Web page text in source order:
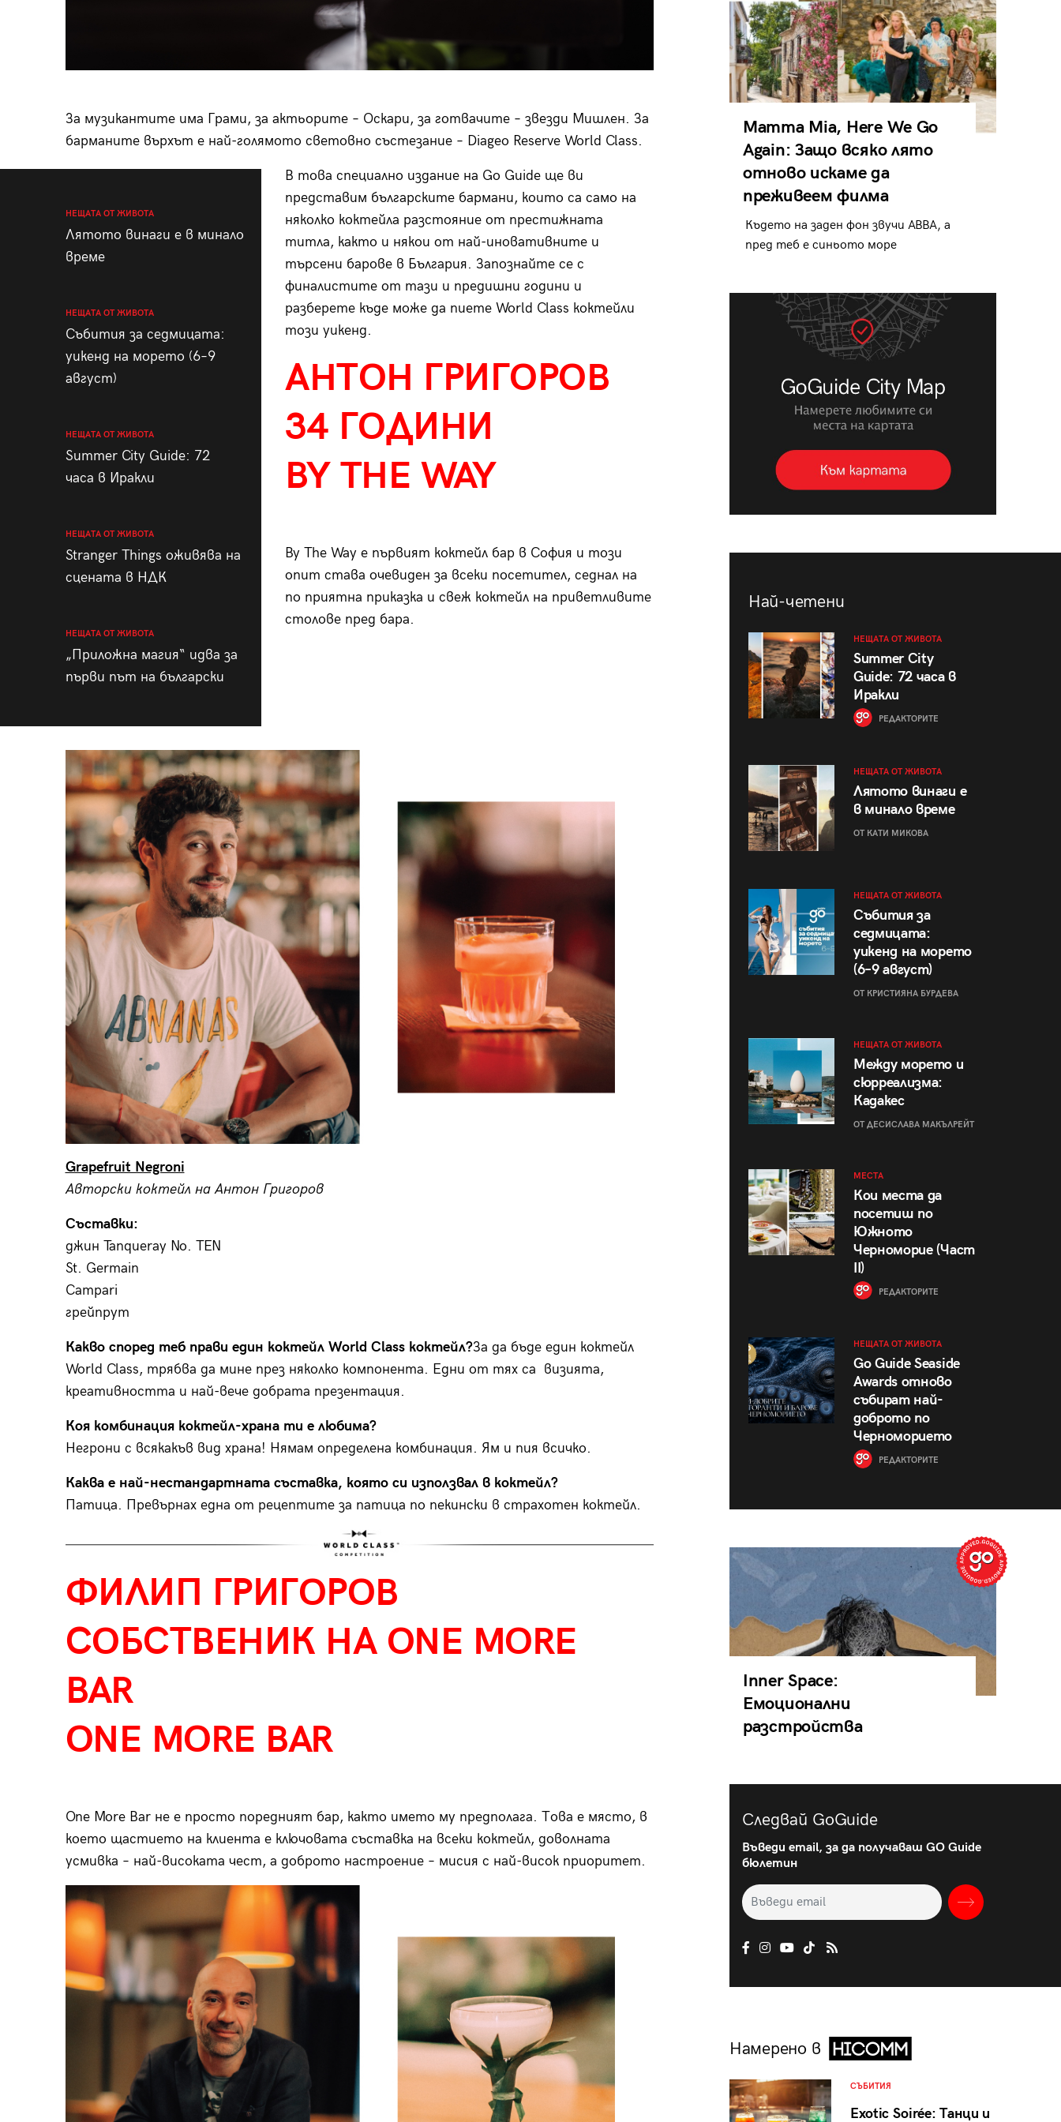
За музикантите има Грами, за актьорите – Оскари, за готвачите – звезди Мишлен. За
барманите върхът е най-голямото световно състезание – Diageo Reserve World Class.
НЕЩАТА ОТ ЖИВОТА
Лятото винаги е в минало
време
НЕЩАТА ОТ ЖИВОТА
Събития за седмицата:
уикенд на морето (6–9
август)
НЕЩАТА ОТ ЖИВОТА
Summer City Guide: 72
часа в Иракли
НЕЩАТА ОТ ЖИВОТА
Stranger Things оживява на
сцената в НДК
НЕЩАТА ОТ ЖИВОТА
„Приложна магия“ идва за
първи път на български
В това специално издание на Go Guide ще ви
представим българските бармани, които са само на
няколко коктейла разстояние от престижната
титла, както и някои от най-иновативните и
търсени барове в България. Запознайте се с
финалистите от тази и предишни години и
разберете къде може да пиете World Class коктейли
този уикенд.
АНТОН ГРИГОРОВ
34 ГОДИНИ
BY THE WAY
By The Way е първият коктейл бар в София и този
опит става очевиден за всеки посетител, седнал на
по приятна приказка и свеж коктейл на приветливите
столове пред бара.
Grapefruit Negroni
Авторски коктейл на Антон Григоров
Съставки:
джин Tanqueray No. TEN
St. Germain
Campari
грейпрут
Какво според теб прави един коктейл World Class коктейл?За да бъде един коктейл
World Class, трябва да мине през няколко компонента. Едни от тях са визията,
креативността и най-вече добрата презентация.
Коя комбинация коктейл-храна ти е любима?
Негрони с всякакъв вид храна! Нямам определена комбинация. Ям и пия всичко.
Каква е най-нестандартната съставка, която си използвал в коктейл?
Патица. Превърнах една от рецептите за патица по пекински в страхотен коктейл.
ФИЛИП ГРИГОРОВ
СОБСТВЕНИК НА ONE MORE
BAR
ONE MORE BAR
One More Bar не е просто поредният бар, както името му предполага. Това е място, в
което щастието на клиента е ключовата съставка на всеки коктейл, доволната
усмивка – най-високата чест, а доброто настроение – мисия с най-висок приоритет.
Mamma Mia, Here We Go
Again: Защо всяко лято
отново искаме да
преживеем филма
Където на заден фон звучи ABBA, а
пред теб е синьото море
Най-четени
НЕЩАТА ОТ ЖИВОТА
Summer City
Guide: 72 часа в
Иракли
РЕДАКТОРИТЕ
НЕЩАТА ОТ ЖИВОТА
Лятото винаги е
в минало време
ОТ КАТИ МИКОВА
НЕЩАТА ОТ ЖИВОТА
Събития за
седмицата:
уикенд на морето
(6–9 август)
ОТ КРИСТИЯНА БУРДЕВА
НЕЩАТА ОТ ЖИВОТА
Между морето и
сюрреализма:
Кадакес
ОТ ДЕСИСЛАВА МАКЪЛРЕЙТ
МЕСТА
Кои места да
посетиш по
Южното
Черноморие (Част
II)
РЕДАКТОРИТЕ
НЕЩАТА ОТ ЖИВОТА
Go Guide Seaside
Awards отново
събират най-
доброто по
Черноморието
РЕДАКТОРИТЕ
Inner Space:
Емоционални
разстройства
Следвай GoGuide
Въведи email, за да получаваш GO Guide
бюлетин
Намерено в
СЪБИТИЯ
Exotic Soirée: Танци и